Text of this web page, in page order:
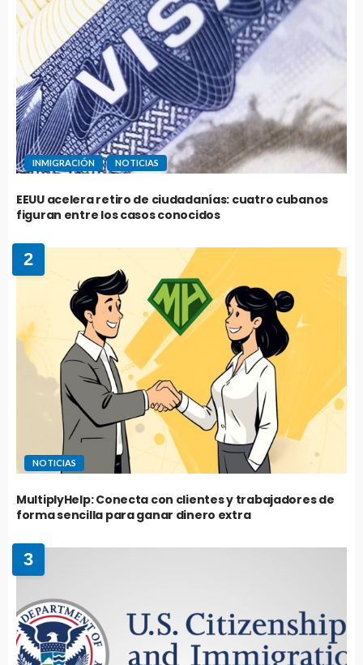
INMIGRACIÓN NOTICIAS
EEUU acelera retiro de ciudadanías: cuatro cubanos
figuran entre los casos conocidos
2
NOTICIAS
MultiplyHelp: Conecta con clientes y trabajadores de
forma sencilla para ganar dinero extra
3